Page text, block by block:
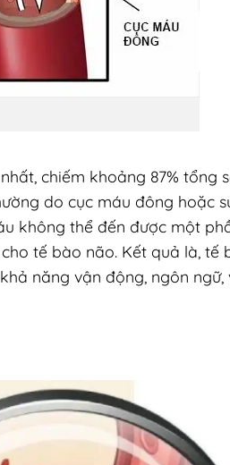
chiếm khoảng 87% tổng
do cục máu đông hoặc
không thể đến được một
tế bào não. Kết quả là, tế
năng vận động, ngôn ngữ,